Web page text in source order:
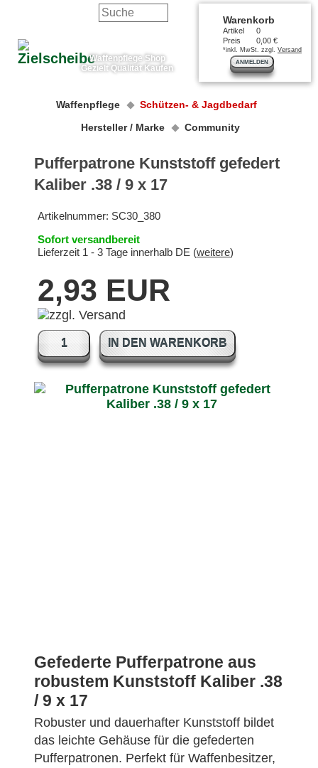
Waffenpflege Shop
Gezielt Qualität Kaufen
Warenkorb
Artikel
0
Preis
0,00 €
*inkl. MwSt. zzgl. Versand
ANMELDEN
Waffenpflege
Schützen- & Jagdbedarf
Hersteller / Marke
Community
Pufferpatrone Kunststoff gefedert
Kaliber .38 / 9 x 17
Artikelnummer: SC30_380
Sofort versandbereit
Lieferzeit 1 - 3 Tage innerhalb DE (weitere)
2,93 EUR
IN DEN WARENKORB
Gefederte Pufferpatrone aus
robustem Kunststoff Kaliber .38
/ 9 x 17
Robuster und dauerhafter Kunststoff bildet
das leichte Gehäuse für die gefederten
Pufferpatronen. Perfekt für Waffenbesitzer,